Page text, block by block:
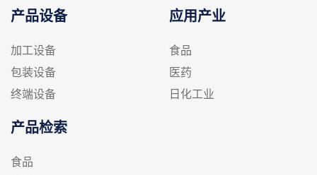
产品设备
加工设备
包装设备
终端设备
应用产业
食品
医药
日化工业
产品检索
食品